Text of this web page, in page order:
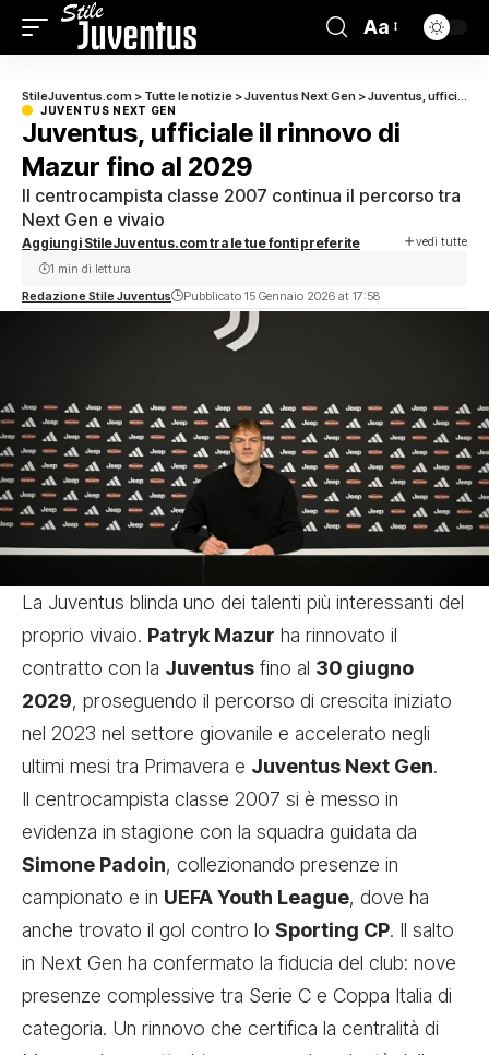
Aa
StileJuventus.com > Tutte le notizie >Juventus Next Gen >Juventus, ufficiale il rinnovo di Mazur fino al 2029
JUVENTUS NEXT GEN
Juventus, ufficiale il rinnovo di
Mazur fino al 2029
Il centrocampista classe 2007 continua il percorso tra
Next Gen e vivaio
Aggiungi StileJuventus.com tra le tue fonti preferite vedi tutte
Redazione Stile Juventus Pubblicato 15 Gennaio 2026 at 17:58
1 min di lettura
La Juventus blinda uno dei talenti più interessanti del
proprio vivaio. Patryk Mazur ha rinnovato il
contratto con la Juventus fino al 30 giugno
2029, proseguendo il percorso di crescita iniziato
nel 2023 nel settore giovanile e accelerato negli
ultimi mesi tra Primavera e Juventus Next Gen.
Il centrocampista classe 2007 si è messo in
evidenza in stagione con la squadra guidata da
Simone Padoin, collezionando presenze in
campionato e in UEFA Youth League, dove ha
anche trovato il gol contro lo Sporting CP. Il salto
in Next Gen ha confermato la fiducia del club: nove
presenze complessive tra Serie C e Coppa Italia di
categoria. Un rinnovo che certifica la centralità di